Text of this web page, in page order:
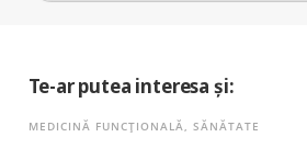
Te-ar putea interesa și:
MEDICINĂ FUNCȚIONALĂ SĂNĂTATE